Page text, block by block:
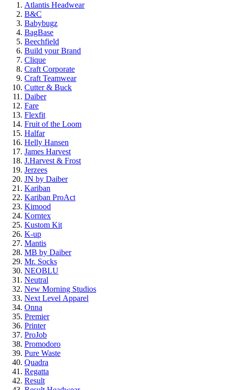
Atlantis Headwear
B&C
Babybugz
BagBase
Beechfield
Build your Brand
Clique
Craft Corporate
Craft Teamwear
Cutter & Buck
Daiber
Fare
Flexfit
Fruit of the Loom
Halfar
Helly Hansen
James Harvest
J.Harvest & Frost
Jerzees
JN by Daiber
Kariban
Kariban ProAct
Kimood
Korntex
Kustom Kit
K-up
Mantis
MB by Daiber
Mr. Socks
NEOBLU
Neutral
New Morning Studios
Next Level Apparel
Onna
Premier
Printer
ProJob
Promodoro
Pure Waste
Quadra
Regatta
Result